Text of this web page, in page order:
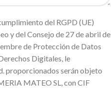
del RGPD (UE)
y del Consejo de 27 de abril de
de Protección de Datos
Digitales, le
proporcionados serán objeto
MATEO SL, con CIF